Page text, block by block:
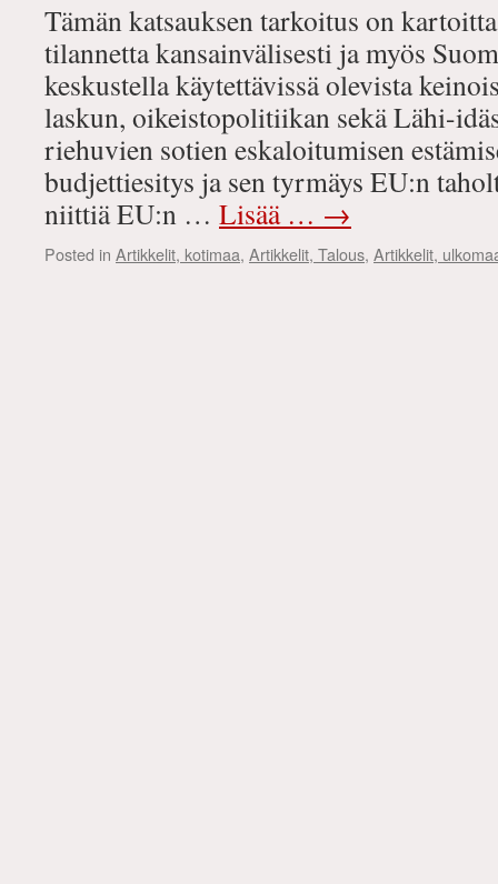
Tämän katsauksen tarkoitus on
tilannetta kansainvälisesti ja myös
keskustella käytettävissä olevista
laskun, oikeistopolitiikan sekä Lähi-
riehuvien sotien eskaloitumisen
budjettiesitys ja sen tyrmäys EU:n
niittiä EU:n … Lisää … →
Posted in Artikkelit, kotimaa, Artikkelit, Talous, Artikkelit,